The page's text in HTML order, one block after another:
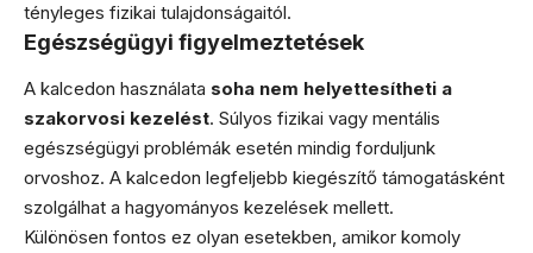
tényleges fizikai tulajdonságaitól.
Egészségügyi figyelmeztetések
A kalcedon használata soha nem helyettesítheti a
szakorvosi kezelést. Súlyos fizikai vagy mentális
egészségügyi problémák esetén mindig forduljunk
orvoshoz. A kalcedon legfeljebb kiegészítő támogatásként
szolgálhat a hagyományos kezelések mellett.
Különösen fontos ez olyan esetekben, amikor komoly